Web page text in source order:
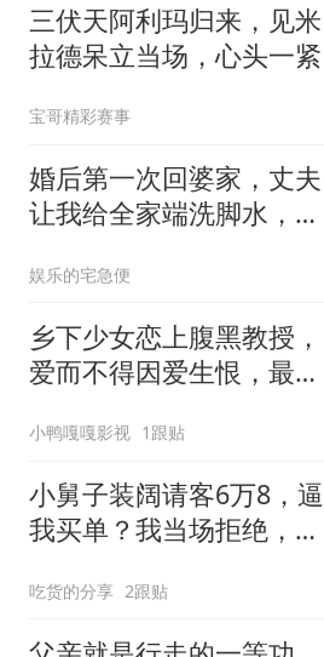
三伏天阿利玛归来，见米
拉德呆立当场，心头一紧
宝哥精彩赛事
婚后第一次回婆家，丈夫
让我给全家端洗脚水，我
个电话
娱乐的宅急便
乡下少女恋上腹黑教授，
爱而不得因爱生恨，最终
小鸭嘎嘎影视 1跟贴
小舅子装阔请客6万8，逼
我买单？我当场拒绝，他
吃货的分享 2跟贴